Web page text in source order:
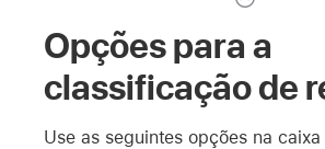
Opções para a
classificação de
Use as seguintes opções na